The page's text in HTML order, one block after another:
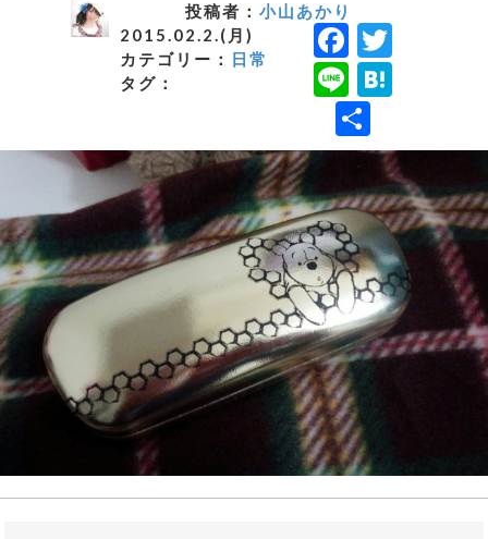
投稿者： 小山あかり
2015.02.2.(月)
カテゴリー： 日常
タグ：
F
a
c
e
b
o
o
k
t
e
r
Li
n
e t
e
n
a
有